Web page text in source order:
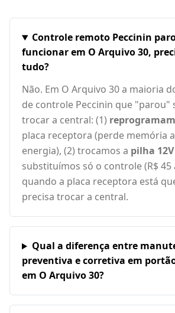
Controle remoto Peccinin
funcionar em O Arquivo 30,
tudo?
Não. Em O Arquivo 30 a maioria
de controle Peccinin que "parou"
trocar a central: (1)
placa receptora (perde memória
energia), (2) trocamos a pilha
substituímos só o controle (R$ 45
quando a placa receptora está
precisa trocar a central.
Qual a diferença entre
preventiva e corretiva em
em O Arquivo 30?